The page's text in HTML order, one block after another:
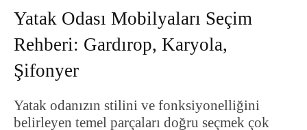
Yatak Odası Mobilyaları Seçim
Rehberi: Gardırop, Karyola,
Şifonyer
Yatak odanızın stilini ve fonksiyonelliğini
belirleyen temel parçaları doğru seçmek çok